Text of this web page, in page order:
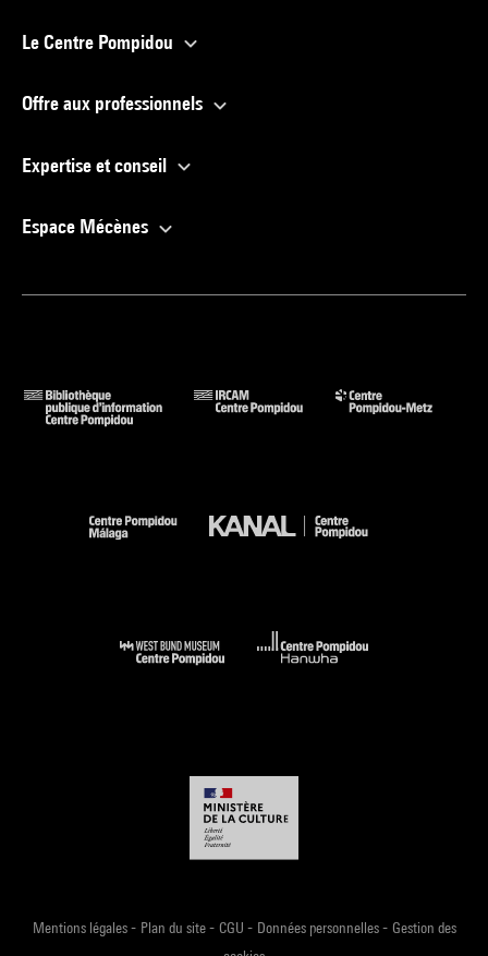
Le Centre Pompidou
Offre aux professionnels
Expertise et conseil
Espace Mécènes
Mentions légales- Plan du site- CGU - Données personnelles- Gestion des